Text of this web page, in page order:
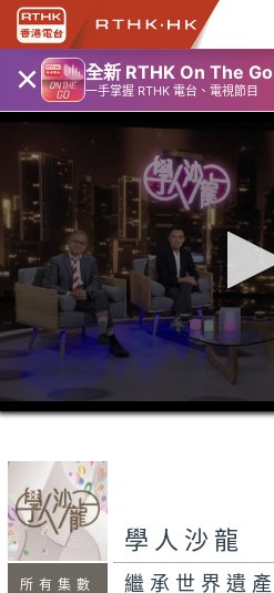
× 全新 RTHK On The Go
一手掌握 RTHK 電台、電視節目
0
seconds
minutes,
seconds
所有集數
學人沙龍
繼承世界遺產